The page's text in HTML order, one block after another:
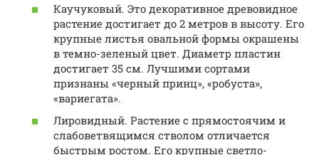
Каучуковый. Это декоративное древовидное
растение достигает до 2 метров в высоту. Его
крупные листья овальной формы окрашены
в темно-зеленый цвет. Диаметр пластин
достигает 35 см. Лучшими сортами
признаны «черный принц», «робуста»,
«вариегата».
Лировидный. Растение с прямостоячим и
слабоветвящимся стволом отличается
быстрым ростом. Его крупные светло-